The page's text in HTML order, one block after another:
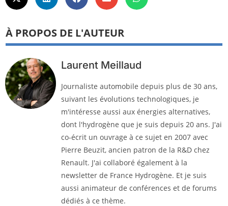
À PROPOS DE L'AUTEUR
Laurent Meillaud
Journaliste automobile depuis plus de 30 ans,
suivant les évolutions technologiques, je
m'intéresse aussi aux énergies alternatives,
dont l'hydrogène que je suis depuis 20 ans. J'ai
co-écrit un ouvrage à ce sujet en 2007 avec
Pierre Beuzit, ancien patron de la R&D chez
Renault. J'ai collaboré également à la
newsletter de France Hydrogène. Et je suis
aussi animateur de conférences et de forums
dédiés à ce thème.